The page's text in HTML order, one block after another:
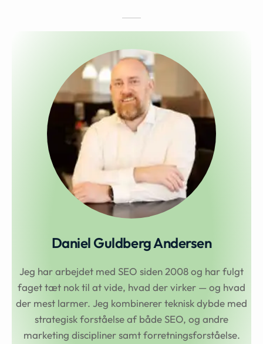
Daniel Guldberg Andersen
Jeg har arbejdet med SEO siden 2008 og har fulgt
faget tæt nok til at vide, hvad der virker — og hvad
der mest larmer. Jeg kombinerer teknisk dybde med
strategisk forståelse af både SEO, og andre
marketing discipliner samt forretningsforståelse.